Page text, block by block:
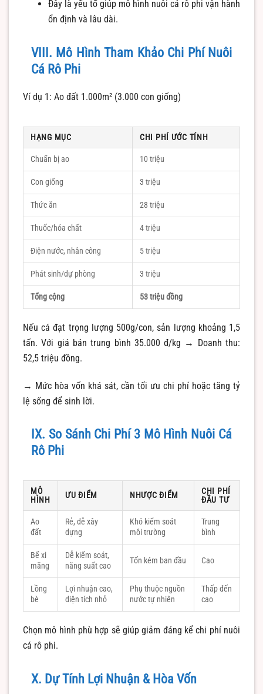
Đây là yếu tố giúp mô hình nuôi cá rô phi vận hành
ổn định và lâu dài.
VIII. Mô Hình Tham Khảo Chi Phí Nuôi
Cá Rô Phi
Ví dụ 1: Ao đất 1.000m² (3.000 con giống)
HẠNG MỤC CHI PHÍ ƯỚC TÍNH
Chuẩn bị ao 10 triệu
Con giống 3 triệu
Thức ăn 28 triệu
Thuốc/hóa chất 4 triệu
Điện nước, nhân công 5 triệu
Phát sinh/dự phòng 3 triệu
Tổng cộng 53 triệu đồng
Nếu cá đạt trọng lượng 500g/con, sản lượng khoảng 1,5
tấn. Với giá bán trung bình 35.000 đ/kg → Doanh thu:
52,5 triệu đồng.
→ Mức hòa vốn khá sát, cần tối ưu chi phí hoặc tăng tỷ
lệ sống để sinh lời.
IX. So Sánh Chi Phí 3 Mô Hình Nuôi Cá
Rô Phi
MÔ
HÌNH
ƯU ĐIỂM NHƯỢC ĐIỂM
CHI PHÍ
ĐẦU TƯ
Ao
đất
Rẻ, dễ xây
dựng
Khó kiểm soát
môi trường
Trung
bình
Bể xi
măng
Dễ kiểm soát,
năng suất cao
Tốn kém ban đầu Cao
Lồng
bè
Lợi nhuận cao,
diện tích nhỏ
Phụ thuộc nguồn
nước tự nhiên
Thấp đến
cao
Chọn mô hình phù hợp sẽ giúp giảm đáng kể chi phí nuôi
cá rô phi.
X. Dự Tính Lợi Nhuận & Hòa Vốn